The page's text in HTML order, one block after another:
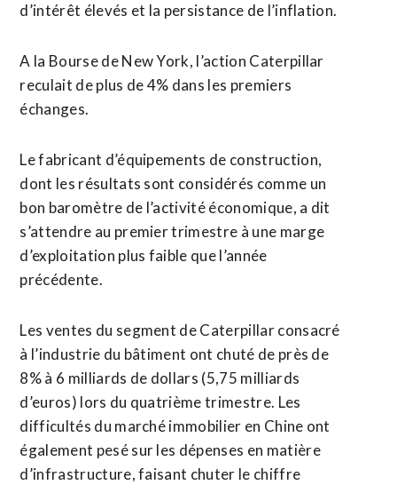
d’intérêt élevés et la persistance de l’inflation.
A la Bourse de New York, l’action Caterpillar
reculait de plus de 4% dans les premiers
échanges.
Le fabricant d’équipements de construction,
dont les résultats sont considérés comme un
bon baromètre de l’activité économique, a dit
s’attendre au premier trimestre à une marge
d’exploitation plus faible que l’année
précédente.
Les ventes du segment de Caterpillar consacré
à l’industrie du bâtiment ont chuté de près de
8% à 6 milliards de dollars (5,75 milliards
d’euros) lors du quatrième trimestre. Les
difficultés du marché immobilier en Chine ont
également pesé sur les dépenses en matière
d’infrastructure, faisant chuter le chiffre